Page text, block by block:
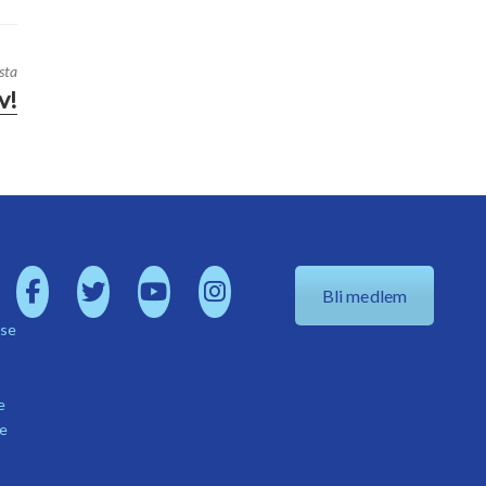
Bli medlem